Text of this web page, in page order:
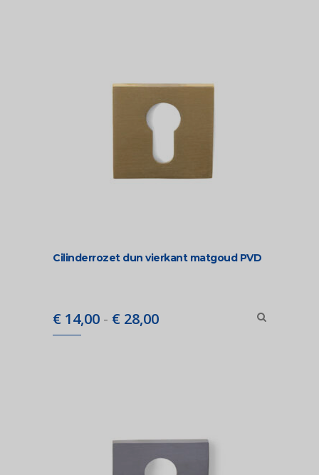
Cilinderrozet dun vierkant matgoud PVD
€ 14,00 - € 28,00Prijsklasse: